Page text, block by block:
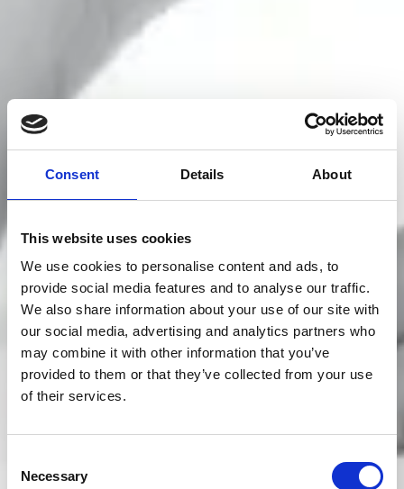
Consent Details About
This website uses cookies
We use cookies to personalise content and ads, to
provide social media features and to analyse our traffic.
We also share information about your use of our site with
our social media, advertising and analytics partners who
may combine it with other information that you’ve
provided to them or that they’ve collected from your use
of their services.
Selection
Necessary